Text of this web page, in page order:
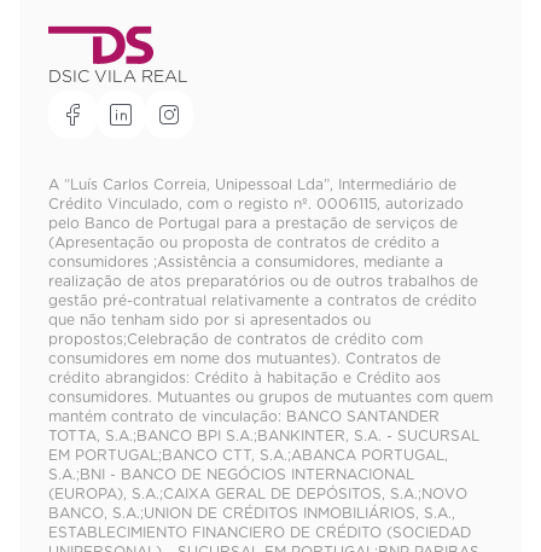
DSIC VILA REAL
A “Luís Carlos Correia, Unipessoal Lda”, Intermediário de
Crédito Vinculado, com o registo nº. 0006115, autorizado
pelo Banco de Portugal para a prestação de serviços de
(Apresentação ou proposta de contratos de crédito a
consumidores ;Assistência a consumidores, mediante a
realização de atos preparatórios ou de outros trabalhos de
gestão pré-contratual relativamente a contratos de crédito
que não tenham sido por si apresentados ou
propostos;Celebração de contratos de crédito com
consumidores em nome dos mutuantes). Contratos de
crédito abrangidos: Crédito à habitação e Crédito aos
consumidores. Mutuantes ou grupos de mutuantes com quem
mantém contrato de vinculação: BANCO SANTANDER
TOTTA, S.A.;BANCO BPI S.A.;BANKINTER, S.A. - SUCURSAL
EM PORTUGAL;BANCO CTT, S.A.;ABANCA PORTUGAL,
S.A.;BNI - BANCO DE NEGÓCIOS INTERNACIONAL
(EUROPA), S.A.;CAIXA GERAL DE DEPÓSITOS, S.A.;NOVO
BANCO, S.A.;UNION DE CRÉDITOS INMOBILIÁRIOS, S.A.,
ESTABLECIMIENTO FINANCIERO DE CRÉDITO (SOCIEDAD